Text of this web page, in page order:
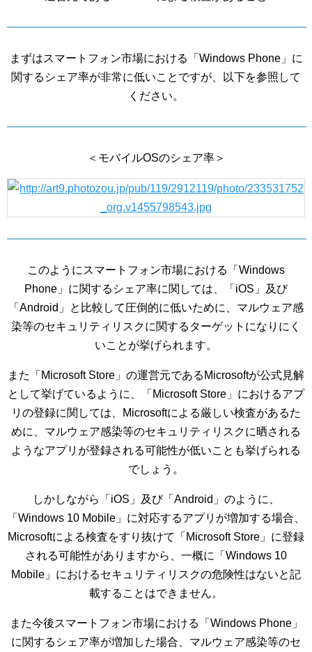
まずはスマートフォン市場における「Windows Phone」に
関するシェア率が非常に低いことですが、以下を参照して
ください。
＜モバイルOSのシェア率＞
このようにスマートフォン市場における「Windows
Phone」に関するシェア率に関しては、「iOS」及び
「Android」と比較して圧倒的に低いために、マルウェア感
染等のセキュリティリスクに関するターゲットになりにく
いことが挙げられます。
また「Microsoft Store」の運営元であるMicrosoftが公式見解
として挙げているように、「Microsoft Store」におけるアプ
リの登録に関しては、Microsoftによる厳しい検査があるた
めに、マルウェア感染等のセキュリティリスクに晒される
ようなアプリが登録される可能性が低いことも挙げられる
でしょう。
しかしながら「iOS」及び「Android」のように、
「Windows 10 Mobile」に対応するアプリが増加する場合、
Microsoftによる検査をすり抜けて「Microsoft Store」に登録
される可能性がありますから、一概に「Windows 10
Mobile」におけるセキュリティリスクの危険性はないと記
載することはできません。
また今後スマートフォン市場における「Windows Phone」
に関するシェア率が増加した場合、マルウェア感染等のセ